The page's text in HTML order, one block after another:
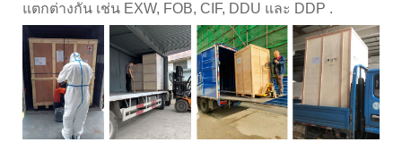
แตกต่างกัน เช่น EXW, FOB, CIF, DDU และ DDP .